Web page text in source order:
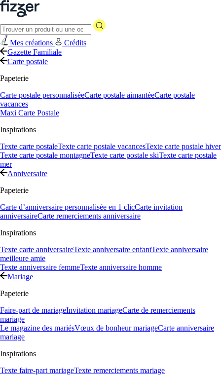
Mes créations
Crédits
Gazette Familiale
Carte postale
Papeterie
Carte postale personnaliséeCarte postale aimantéeCarte postale
vacances
Maxi Carte Postale
Inspirations
Texte carte postaleTexte carte postale vacancesTexte carte postale hiver
Texte carte postale montagneTexte carte postale skiTexte carte postale
mer
Anniversaire
Papeterie
Carte d’anniversaire personnalisée en 1 clicCarte invitation
anniversaireCarte remerciements anniversaire
Inspirations
Texte carte anniversaireTexte anniversaire enfantTexte anniversaire
meilleure amie
Texte anniversaire femmeTexte anniversaire homme
Mariage
Papeterie
Faire-part de mariageInvitation mariageCarte de remerciements
mariage
Le magazine des mariésVœux de bonheur mariageCarte anniversaire
mariage
Inspirations
Texte faire-part mariageTexte remerciements mariage